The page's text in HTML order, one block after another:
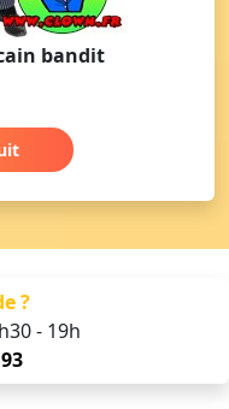
bandit
?
- 19h